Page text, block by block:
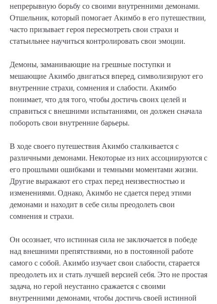
непрерывную борьбу со своими внутренними демонами.
Отшельник, который помогает Акимбо в его путешествии,
часто призывает героя пересмотреть свои страхи и
статьильнее научиться контролировать свои эмоции.
Демоны, заманивающие на грешные поступки и
мешающие Акимбо двигаться вперед, символизируют его
внутренние страхи, сомнения и слабости. Акимбо
понимает, что для того, чтобы достичь своих целей и
справиться с внешними испытаниями, он должен сначала
побороть свои внутренние барьеры.
В ходе своего путешествия Акимбо сталкивается с
различными демонами. Некоторые из них ассоциируются с
его прошлыми ошибками и темными моментами жизни.
Другие выражают его страх перед неизвестностью и
изменениями. Однако, Акимбо не сдается перед этими
демонами и находит в себе силы преодолеть свои
сомнения и страхи.
Он осознает, что истинная сила не заключается в победе
над внешними препятствиями, но в постоянной работе
самого с собой. Акимбо изучает свои слабости, старается
преодолеть их и стать лучшей версией себя. Это не простая
задача, но герой неустанно сражается с своими
внутренними демонами, чтобы достичь своей истинной